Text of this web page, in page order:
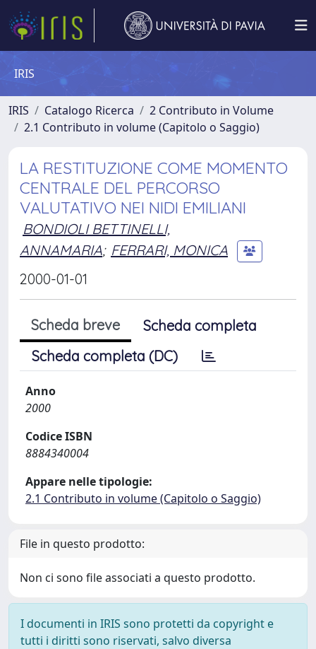
IRIS
IRIS Catalogo Ricerca
2 Contributo in Volume
2.1 Contributo in volume (Capitolo o Saggio)
LA RESTITUZIONE COME MOMENTO
CENTRALE DEL PERCORSO
VALUTATIVO NEI NIDI EMILIANI
BONDIOLI BETTINELLI,
ANNAMARIA; FERRARI, MONICA
2000-01-01
Scheda breve
Scheda completa
Scheda completa (DC)
Anno
2000
Codice ISBN
8884340004
Appare nelle tipologie:
2.1 Contributo in volume (Capitolo o Saggio)
File in questo prodotto:
Non ci sono file associati a questo prodotto.
I documenti in IRIS sono protetti da copyright e
tutti i diritti sono riservati, salvo diversa